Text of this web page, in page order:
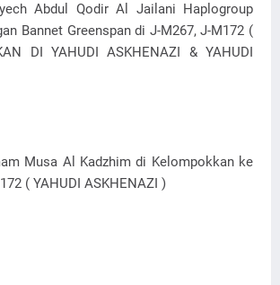
Abdul Qodir Al Jailani Haplogroup
Bannet Greenspan di J-M267, J-M172 (
DI YAHUDI ASKHENAZI & YAHUDI
Musa Al Kadzhim di Kelompokkan ke
( YAHUDI ASKHENAZI )